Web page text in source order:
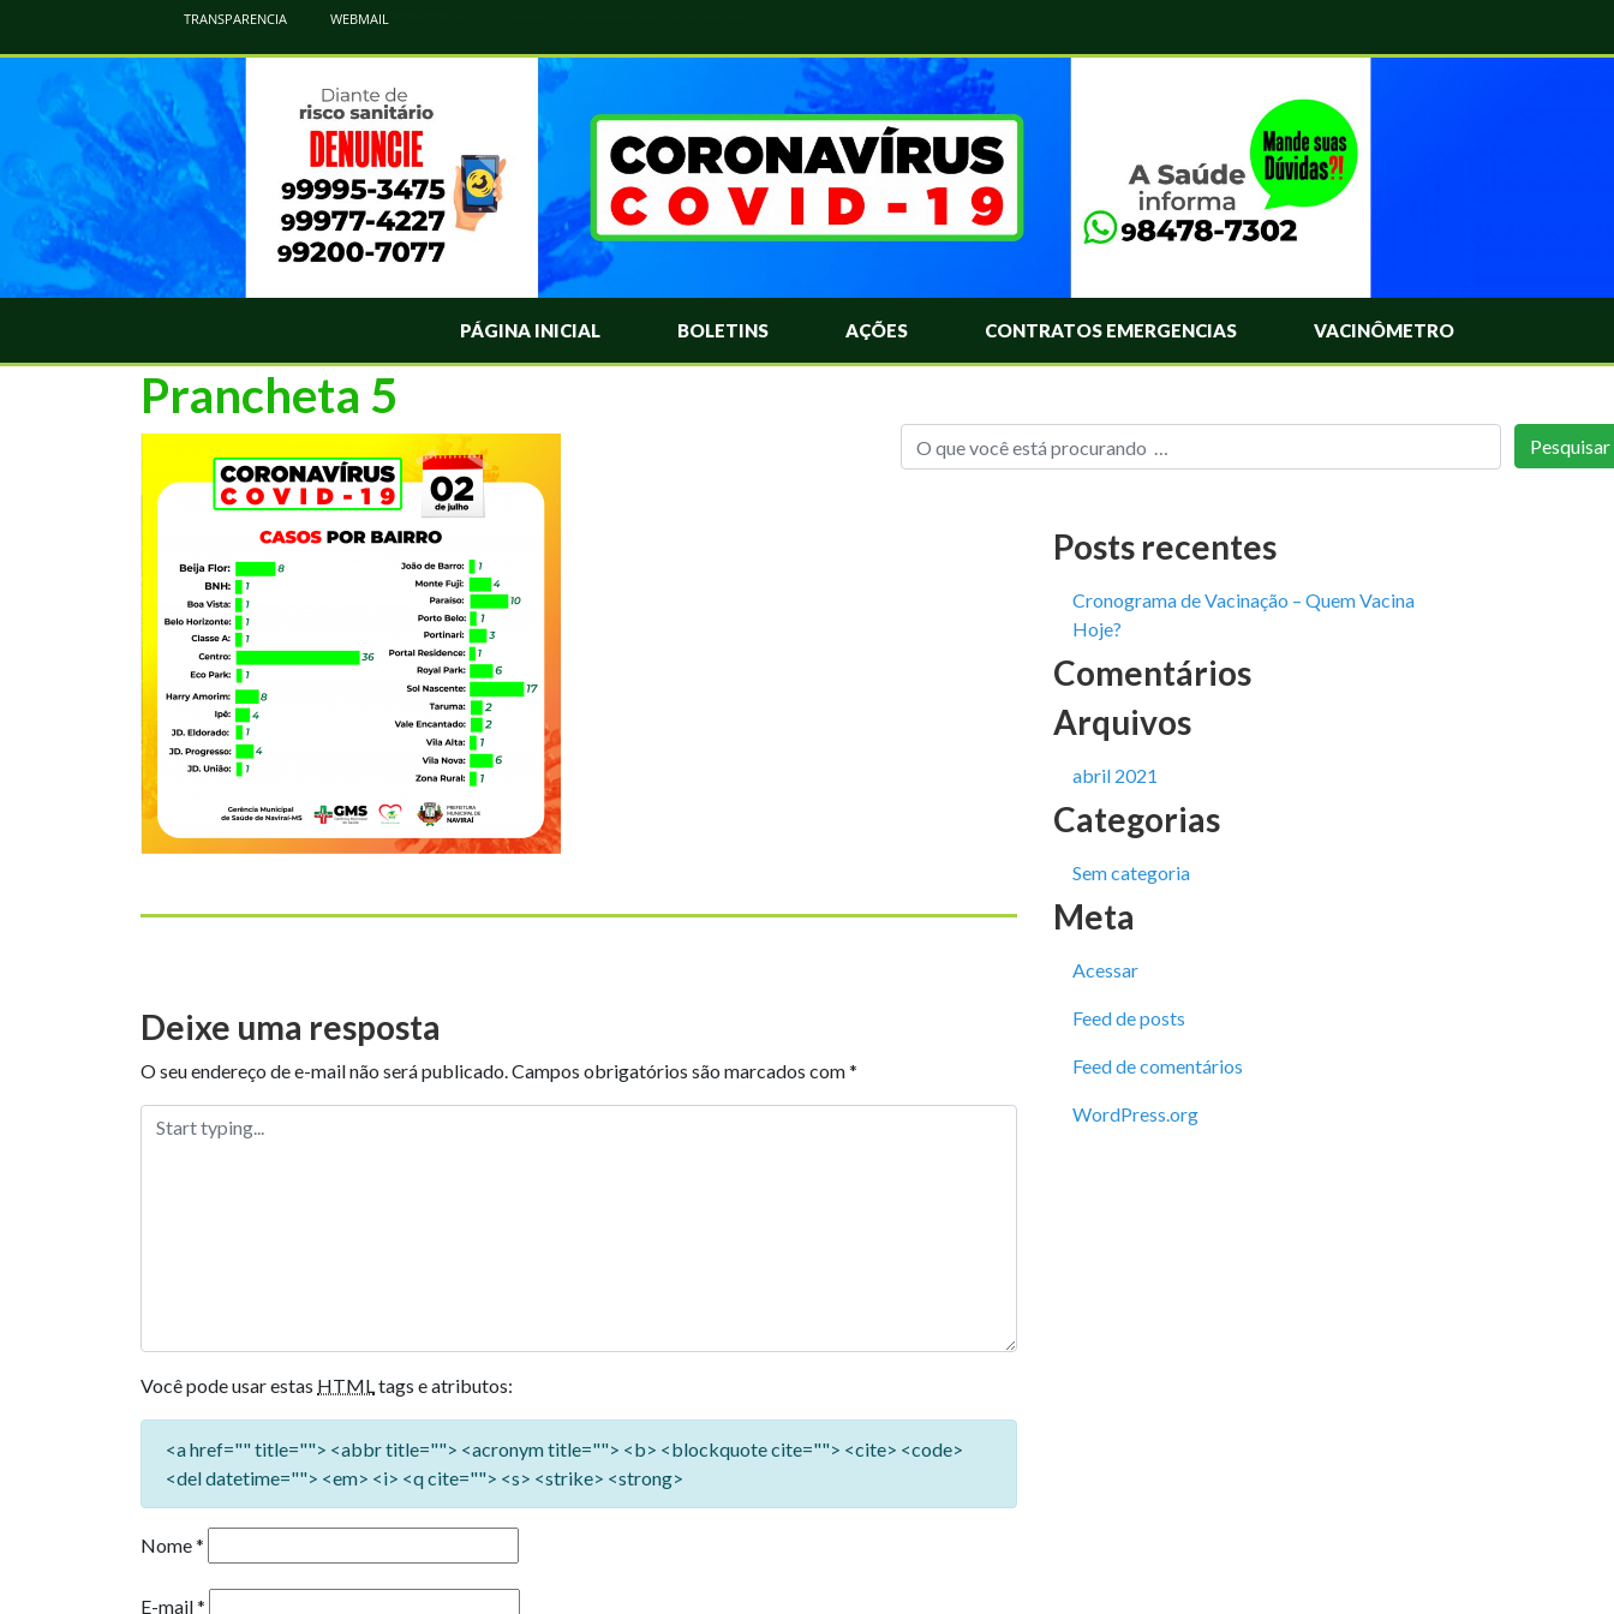
TRANSPARENCIA WEBMAIL
PÁGINA INICIAL BOLETINS AÇÕES CONTRATOS EMERGENCIAS VACINÔMETRO
Prancheta 5
Deixe uma resposta
O seu endereço de e-mail não será publicado.Campos obrigatórios são marcados com*
Você pode usar estas HTMLtags e atributos:
<a href="" title=""> <abbr title=""> <acronym title=""> <b> <blockquote cite=""> <cite> <code>
<del datetime=""> <em> <i> <q cite=""> <s> <strike> <strong>
Nome*
E-mail*
Posts recentes
Cronograma de Vacinação – Quem Vacina
Hoje?
Comentários
Arquivos
abril 2021
Categorias
Sem categoria
Meta
Acessar
Feed de posts
Feed de comentários
WordPress.org